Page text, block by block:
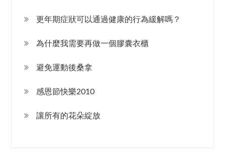
更年期症狀可以通過健康的行為緩解嗎？
為什麼我需要再做一個膠囊衣櫃
避免運動後桑拿
感恩節快樂2010
讓所有的花朵綻放